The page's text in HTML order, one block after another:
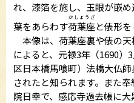
れ、漆箔を施し、玉眼が嵌
葉をあらわす荷葉座
かしょうざ
と俵形
本像は、荷葉座裏や俵の
によると、元禄3年（1690）
区日本橋馬喰町）法橋大仏
されたと知られます。また
院日幸で、感応寺過去帳に